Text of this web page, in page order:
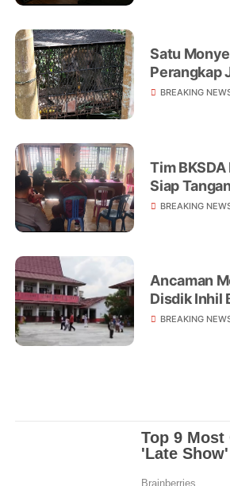
Satu
Perangkap
Dipasang
BREAKING
Tim BKSDA
Siap
Liar yang
BREAKING
Ancaman
Disdik Inhil
Belajar dari
BREAKING